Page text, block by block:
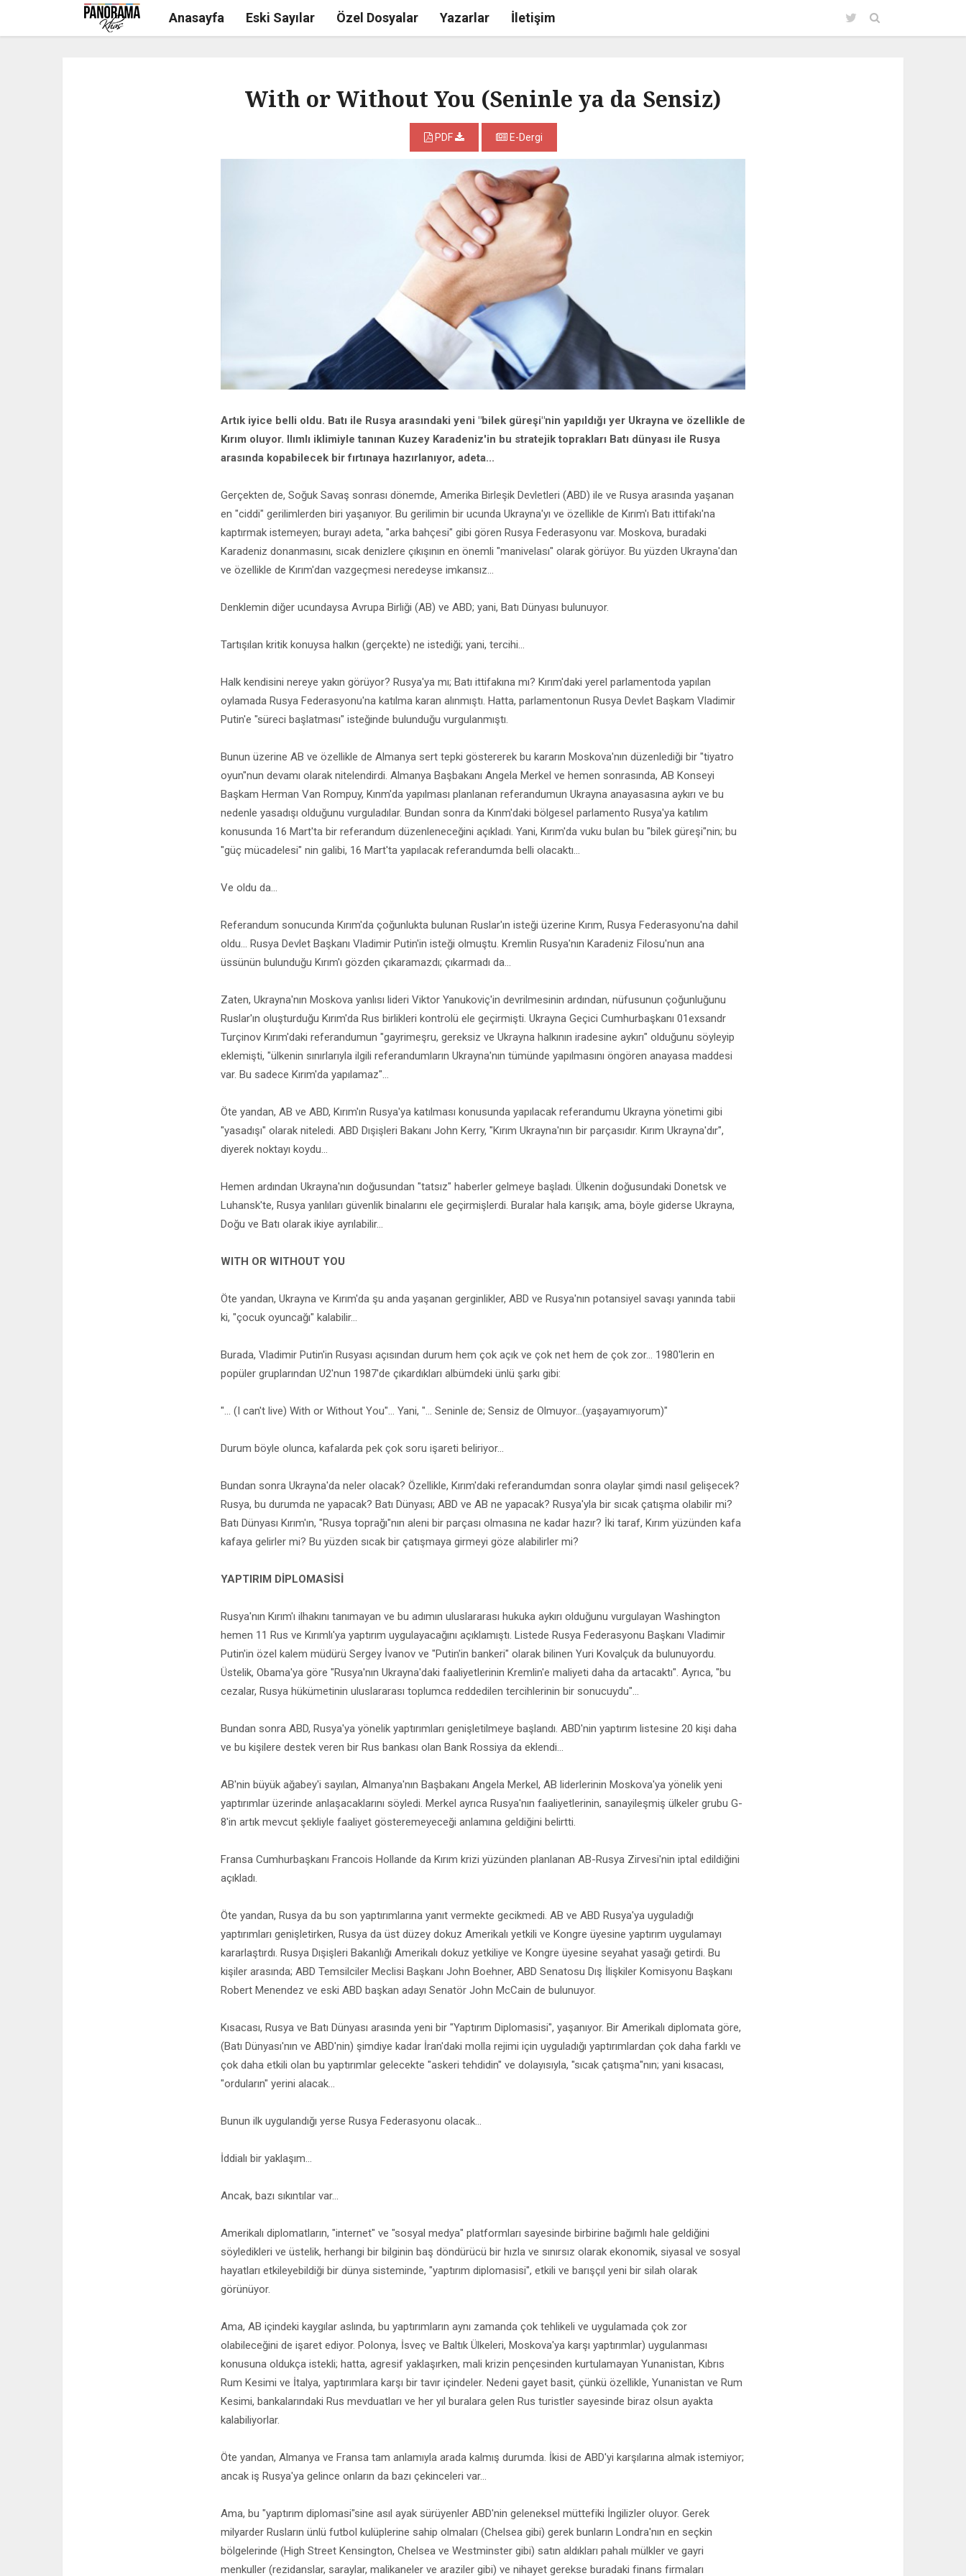
Anasayfa Eski Sayılar Özel Dosyalar Yazarlar İletişim
With or Without You (Seninle ya da Sensiz)
PDF E-Dergi
Artık iyice belli oldu. Batı ile Rusya arasındaki yeni "bilek güreşi"nin yapıldığı yer Ukrayna ve özellikle de
Kırım oluyor. Ilımlı iklimiyle tanınan Kuzey Karadeniz'in bu stratejik toprakları Batı dünyası ile Rusya
arasında kopabilecek bir fırtınaya hazırlanıyor, adeta...
Gerçekten de, Soğuk Savaş sonrası dönemde, Amerika Birleşik Devletleri (ABD) ile ve Rusya arasında yaşanan
en "ciddi" gerilimlerden biri yaşanıyor. Bu gerilimin bir ucunda Ukrayna'yı ve özellikle de Kırım'ı Batı ittifakı'na
kaptırmak istemeyen; burayı adeta, "arka bahçesi" gibi gören Rusya Federasyonu var. Moskova, buradaki
Karadeniz donanmasını, sıcak denizlere çıkışının en önemli "manivelası" olarak görüyor. Bu yüzden Ukrayna'dan
ve özellikle de Kırım'dan vazgeçmesi neredeyse imkansız...
Denklemin diğer ucundaysa Avrupa Birliği (AB) ve ABD; yani, Batı Dünyası bulunuyor.
Tartışılan kritik konuysa halkın (gerçekte) ne istediği; yani, tercihi...
Halk kendisini nereye yakın görüyor? Rusya'ya mı; Batı ittifakına mı? Kırım'daki yerel parlamentoda yapılan
oylamada Rusya Federasyonu'na katılma karan alınmıştı. Hatta, parlamentonun Rusya Devlet Başkam Vladimir
Putin'e "süreci başlatması" isteğinde bulunduğu vurgulanmıştı.
Bunun üzerine AB ve özellikle de Almanya sert tepki göstererek bu kararın Moskova'nın düzenlediği bir "tiyatro
oyun"nun devamı olarak nitelendirdi. Almanya Başbakanı Angela Merkel ve hemen sonrasında, AB Konseyi
Başkam Herman Van Rompuy, Kınm'da yapılması planlanan referandumun Ukrayna anayasasına aykırı ve bu
nedenle yasadışı olduğunu vurguladılar. Bundan sonra da Kınm'daki bölgesel parlamento Rusya'ya katılım
konusunda 16 Mart'ta bir referandum düzenleneceğini açıkladı. Yani, Kırım'da vuku bulan bu "bilek güreşi"nin; bu
"güç mücadelesi" nin galibi, 16 Mart'ta yapılacak referandumda belli olacaktı...
Ve oldu da...
Referandum sonucunda Kırım'da çoğunlukta bulunan Ruslar'ın isteği üzerine Kırım, Rusya Federasyonu'na dahil
oldu... Rusya Devlet Başkanı Vladimir Putin'in isteği olmuştu. Kremlin Rusya'nın Karadeniz Filosu'nun ana
üssünün bulunduğu Kırım'ı gözden çıkaramazdı; çıkarmadı da...
Zaten, Ukrayna'nın Moskova yanlısı lideri Viktor Yanukoviç'in devrilmesinin ardından, nüfusunun çoğunluğunu
Ruslar'ın oluşturduğu Kırım'da Rus birlikleri kontrolü ele geçirmişti. Ukrayna Geçici Cumhurbaşkanı 01exsandr
Turçinov Kırım'daki referandumun "gayrimeşru, gereksiz ve Ukrayna halkının iradesine aykırı" olduğunu söyleyip
eklemişti, "ülkenin sınırlarıyla ilgili referandumların Ukrayna'nın tümünde yapılmasını öngören anayasa maddesi
var. Bu sadece Kırım'da yapılamaz"...
Öte yandan, AB ve ABD, Kırım'ın Rusya'ya katılması konusunda yapılacak referandumu Ukrayna yönetimi gibi
"yasadışı" olarak niteledi. ABD Dışişleri Bakanı John Kerry, "Kırım Ukrayna'nın bir parçasıdır. Kırım Ukrayna'dır",
diyerek noktayı koydu...
Hemen ardından Ukrayna'nın doğusundan "tatsız" haberler gelmeye başladı. Ülkenin doğusundaki Donetsk ve
Luhansk'te, Rusya yanlıları güvenlik binalarını ele geçirmişlerdi. Buralar hala karışık; ama, böyle giderse Ukrayna,
Doğu ve Batı olarak ikiye ayrılabilir...
WITH OR WITHOUT YOU
Öte yandan, Ukrayna ve Kırım'da şu anda yaşanan gerginlikler, ABD ve Rusya'nın potansiyel savaşı yanında tabii
ki, "çocuk oyuncağı" kalabilir...
Burada, Vladimir Putin'in Rusyası açısından durum hem çok açık ve çok net hem de çok zor... 1980'lerin en
popüler gruplarından U2'nun 1987'de çıkardıkları albümdeki ünlü şarkı gibi:
"... (I can't live) With or Without You"... Yani, "... Seninle de; Sensiz de Olmuyor...(yaşayamıyorum)"
Durum böyle olunca, kafalarda pek çok soru işareti beliriyor...
Bundan sonra Ukrayna'da neler olacak? Özellikle, Kırım'daki referandumdan sonra olaylar şimdi nasıl gelişecek?
Rusya, bu durumda ne yapacak? Batı Dünyası; ABD ve AB ne yapacak? Rusya'yla bir sıcak çatışma olabilir mi?
Batı Dünyası Kırım'ın, "Rusya toprağı"nın aleni bir parçası olmasına ne kadar hazır? İki taraf, Kırım yüzünden kafa
kafaya gelirler mi? Bu yüzden sıcak bir çatışmaya girmeyi göze alabilirler mi?
YAPTIRIM DİPLOMASİSİ
Rusya'nın Kırım'ı ilhakını tanımayan ve bu adımın uluslararası hukuka aykırı olduğunu vurgulayan Washington
hemen 11 Rus ve Kırımlı'ya yaptırım uygulayacağını açıklamıştı. Listede Rusya Federasyonu Başkanı Vladimir
Putin'in özel kalem müdürü Sergey İvanov ve "Putin'in bankeri" olarak bilinen Yuri Kovalçuk da bulunuyordu.
Üstelik, Obama'ya göre "Rusya'nın Ukrayna'daki faaliyetlerinin Kremlin'e maliyeti daha da artacaktı". Ayrıca, "bu
cezalar, Rusya hükümetinin uluslararası toplumca reddedilen tercihlerinin bir sonucuydu"...
Bundan sonra ABD, Rusya'ya yönelik yaptırımları genişletilmeye başlandı. ABD'nin yaptırım listesine 20 kişi daha
ve bu kişilere destek veren bir Rus bankası olan Bank Rossiya da eklendi...
AB'nin büyük ağabey'i sayılan, Almanya'nın Başbakanı Angela Merkel, AB liderlerinin Moskova'ya yönelik yeni
yaptırımlar üzerinde anlaşacaklarını söyledi. Merkel ayrıca Rusya'nın faaliyetlerinin, sanayileşmiş ülkeler grubu G-
8'in artık mevcut şekliyle faaliyet gösteremeyeceği anlamına geldiğini belirtti.
Fransa Cumhurbaşkanı Francois Hollande da Kırım krizi yüzünden planlanan AB-Rusya Zirvesi'nin iptal edildiğini
açıkladı.
Öte yandan, Rusya da bu son yaptırımlarına yanıt vermekte gecikmedi. AB ve ABD Rusya'ya uyguladığı
yaptırımları genişletirken, Rusya da üst düzey dokuz Amerikalı yetkili ve Kongre üyesine yaptırım uygulamayı
kararlaştırdı. Rusya Dışişleri Bakanlığı Amerikalı dokuz yetkiliye ve Kongre üyesine seyahat yasağı getirdi. Bu
kişiler arasında; ABD Temsilciler Meclisi Başkanı John Boehner, ABD Senatosu Dış İlişkiler Komisyonu Başkanı
Robert Menendez ve eski ABD başkan adayı Senatör John McCain de bulunuyor.
Kısacası, Rusya ve Batı Dünyası arasında yeni bir "Yaptırım Diplomasisi", yaşanıyor. Bir Amerikalı diplomata göre,
(Batı Dünyası'nın ve ABD'nin) şimdiye kadar İran'daki molla rejimi için uyguladığı yaptırımlardan çok daha farklı ve
çok daha etkili olan bu yaptırımlar gelecekte "askeri tehdidin" ve dolayısıyla, "sıcak çatışma"nın; yani kısacası,
"orduların" yerini alacak...
Bunun ilk uygulandığı yerse Rusya Federasyonu olacak...
İddialı bir yaklaşım...
Ancak, bazı sıkıntılar var...
Amerikalı diplomatların, "internet" ve "sosyal medya" platformları sayesinde birbirine bağımlı hale geldiğini
söyledikleri ve üstelik, herhangi bir bilginin baş döndürücü bir hızla ve sınırsız olarak ekonomik, siyasal ve sosyal
hayatları etkileyebildiği bir dünya sisteminde, "yaptırım diplomasisi", etkili ve barışçıl yeni bir silah olarak
görünüyor.
Ama, AB içindeki kaygılar aslında, bu yaptırımların aynı zamanda çok tehlikeli ve uygulamada çok zor
olabileceğini de işaret ediyor. Polonya, İsveç ve Baltık Ülkeleri, Moskova'ya karşı yaptırımlar) uygulanması
konusuna oldukça istekli; hatta, agresif yaklaşırken, mali krizin pençesinden kurtulamayan Yunanistan, Kıbrıs
Rum Kesimi ve İtalya, yaptırımlara karşı bir tavır içindeler. Nedeni gayet basit, çünkü özellikle, Yunanistan ve Rum
Kesimi, bankalarındaki Rus mevduatları ve her yıl buralara gelen Rus turistler sayesinde biraz olsun ayakta
kalabiliyorlar.
Öte yandan, Almanya ve Fransa tam anlamıyla arada kalmış durumda. İkisi de ABD'yi karşılarına almak istemiyor;
ancak iş Rusya'ya gelince onların da bazı çekinceleri var...
Ama, bu "yaptırım diplomasi"sine asıl ayak sürüyenler ABD'nin geleneksel müttefiki İngilizler oluyor. Gerek
milyarder Rusların ünlü futbol kulüplerine sahip olmaları (Chelsea gibi) gerek bunların Londra'nın en seçkin
bölgelerinde (High Street Kensington, Chelsea ve Westminster gibi) satın aldıkları pahalı mülkler ve gayri
menkuller (rezidanslar, saraylar, malikaneler ve araziler gibi) ve nihayet gerekse buradaki finans firmaları